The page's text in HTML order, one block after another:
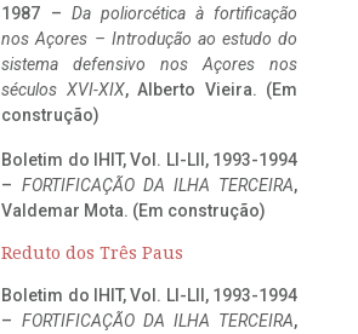
1987 – Da poliorcética à fortificação
nos Açores – Introdução ao estudo do
sistema defensivo nos Açores nos
séculos XVI-XIX, Alberto Vieira. (Em
construção)
Boletim do IHIT, Vol. LI-LII, 1993-1994
– FORTIFICAÇÃO DA ILHA TERCEIRA,
Valdemar Mota. (Em construção)
Reduto dos Três Paus
Boletim do IHIT, Vol. LI-LII, 1993-1994
– FORTIFICAÇÃO DA ILHA TERCEIRA,